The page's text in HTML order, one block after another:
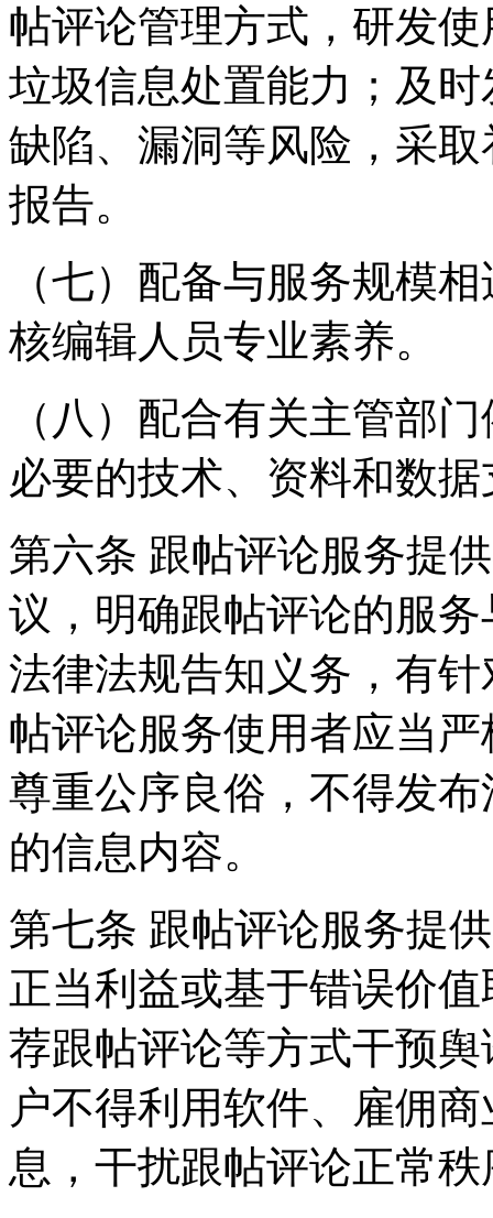
帖评论管理方式，研发
垃圾信息处置能力；及
缺陷、漏洞等风险，采
报告。
（七）配备与服务规模
核编辑人员专业素养。
（八）配合有关主管部
必要的技术、资料和数
第六条 跟帖评论服务提
议，明确跟帖评论的服
法律法规告知义务，有
帖评论服务使用者应当
尊重公序良俗，不得发
的信息内容。
第七条 跟帖评论服务提
正当利益或基于错误价
荐跟帖评论等方式干预
户不得利用软件、雇佣
息，干扰跟帖评论正常